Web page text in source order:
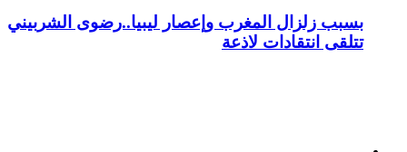
بسبب زلزال المغرب وإعصار ليبيا..رضوى الشربيني
تتلقى انتقادات لاذعة